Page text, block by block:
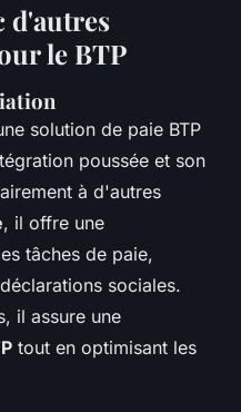
d'autres
le BTP
solution de paie BTP
poussée et son
à d'autres
, il offre une
tâches de paie,
sociales.
il assure une
tout en optimisant les